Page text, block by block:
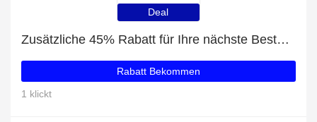
Deal
Zusätzliche 45% Rabatt für Ihre nächste Bestellung
Rabatt Bekommen
1 klickt